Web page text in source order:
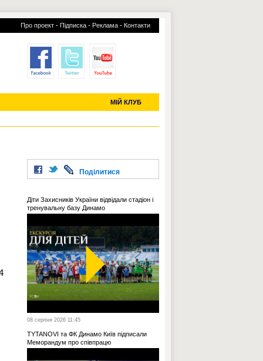
Про проект - Підписка - Реклама - Контакти
МІЙ КЛУБ
УСІ ТРАНСФЕРИ
Поділитися
Діти Захисників України відвідали стадіон і
тренувальну базу Динамо
08 серпня 2026 11:45
TYTANOVI та ФК Динамо Київ підписали
Меморандум про співпрацю